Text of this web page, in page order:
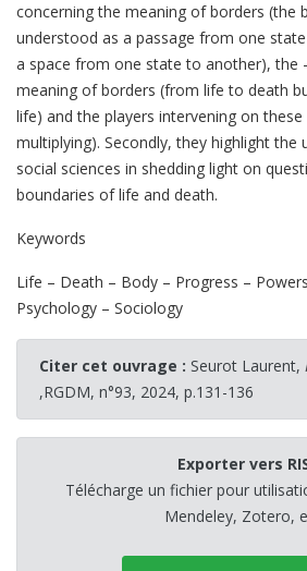
concerning the meaning of borders (the
understood as a passage from one
a space from one state to another), the
meaning of borders (from life to death
life) and the players intervening on
multiplying). Secondly, they highlight the
social sciences in shedding light on
boundaries of life and death.
Keywords
Life – Death – Body – Progress –
Psychology – Sociology
Citer cet ouvrage : Seurot Laurent,
,RGDM, n°93, 2024, p.131-136
Exporter vers
Télécharge un fichier pour
Mendeley, Zotero,